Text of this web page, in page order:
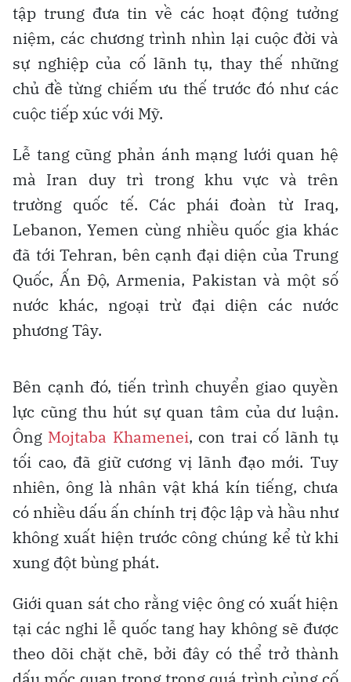
tập trung đưa tin về các hoạt động tưởng
niệm, các chương trình nhìn lại cuộc đời và
sự nghiệp của cố lãnh tụ, thay thế những
chủ đề từng chiếm ưu thế trước đó như các
cuộc tiếp xúc với Mỹ.
Lễ tang cũng phản ánh mạng lưới quan hệ
mà Iran duy trì trong khu vực và trên
trường quốc tế. Các phái đoàn từ Iraq,
Lebanon, Yemen cùng nhiều quốc gia khác
đã tới Tehran, bên cạnh đại diện của Trung
Quốc, Ấn Độ, Armenia, Pakistan và một số
nước khác, ngoại trừ đại diện các nước
phương Tây.
Bên cạnh đó, tiến trình chuyển giao quyền
lực cũng thu hút sự quan tâm của dư luận.
Ông Mojtaba Khamenei, con trai cố lãnh tụ
tối cao, đã giữ cương vị lãnh đạo mới. Tuy
nhiên, ông là nhân vật khá kín tiếng, chưa
có nhiều dấu ấn chính trị độc lập và hầu như
không xuất hiện trước công chúng kể từ khi
xung đột bùng phát.
Giới quan sát cho rằng việc ông có xuất hiện
tại các nghi lễ quốc tang hay không sẽ được
theo dõi chặt chẽ, bởi đây có thể trở thành